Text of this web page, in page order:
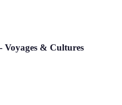
Voyages & Cultures